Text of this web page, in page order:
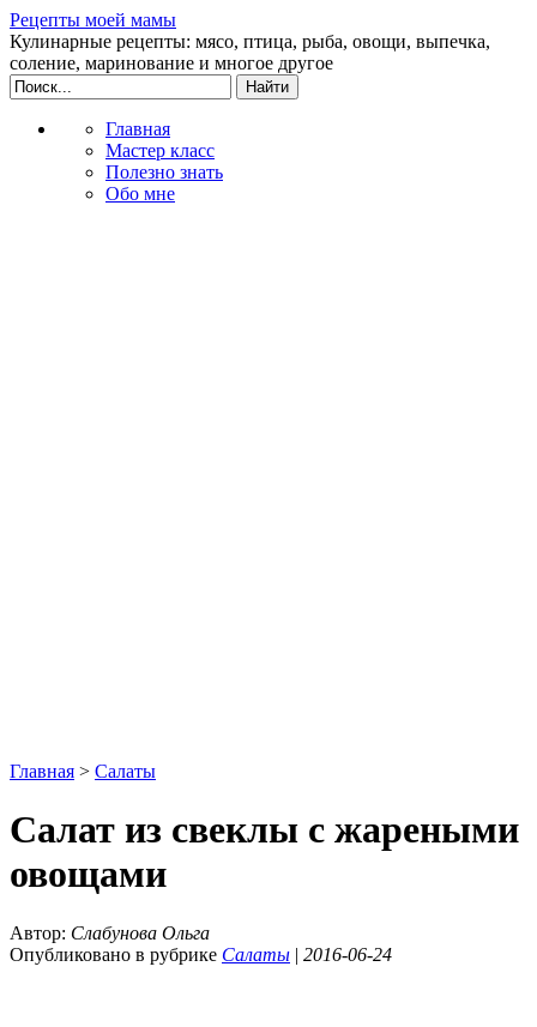
Рецепты моей мамы
Кулинарные рецепты: мясо, птица, рыба, овощи, выпечка,
соление, маринование и многое другое
Главная
Мастер класс
Полезно знать
Обо мне
Главная > Салаты
Салат из свеклы с жареными
овощами
Автор: Слабунова Ольга
Опубликовано в рубрике Салаты | 2016-06-24